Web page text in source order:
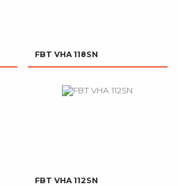
FBT VHA 118SN
FBT VHA 112SN